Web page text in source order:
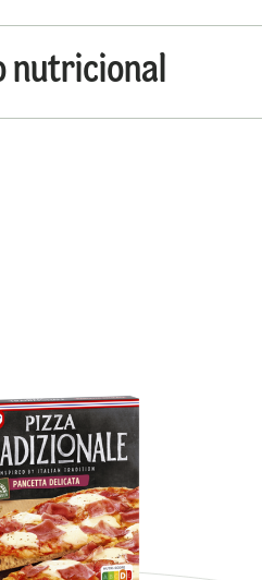
nutricional